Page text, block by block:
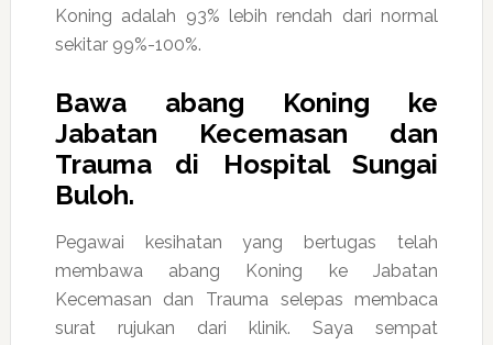
Koning adalah 93% lebih rendah dari normal
sekitar 99%-100%.
Bawa abang Koning ke
Jabatan Kecemasan dan
Trauma di Hospital Sungai
Buloh.
Pegawai kesihatan yang bertugas telah
membawa abang Koning ke Jabatan
Kecemasan dan Trauma selepas membaca
surat rujukan dari klinik. Saya sempat